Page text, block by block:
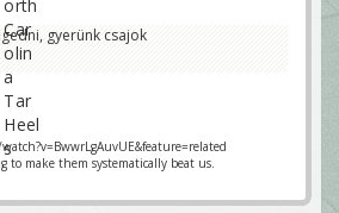
gyerünk csajok
to make them systematically beat us.